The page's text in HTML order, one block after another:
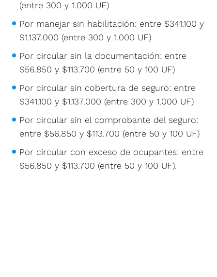
(entre 300 y 1.000 UF)
Por manejar sin habilitación: entre $341.100 y
$1.137.000 (entre 300 y 1.000 UF)
Por circular sin la documentación: entre
$56.850 y $113.700 (entre 50 y 100 UF)
Por circular sin cobertura de seguro: entre
$341.100 y $1.137.000 (entre 300 y 1.000 UF)
Por circular sin el comprobante del seguro:
entre $56.850 y $113.700 (entre 50 y 100 UF)
Por circular con exceso de ocupantes: entre
$56.850 y $113.700 (entre 50 y 100 UF).